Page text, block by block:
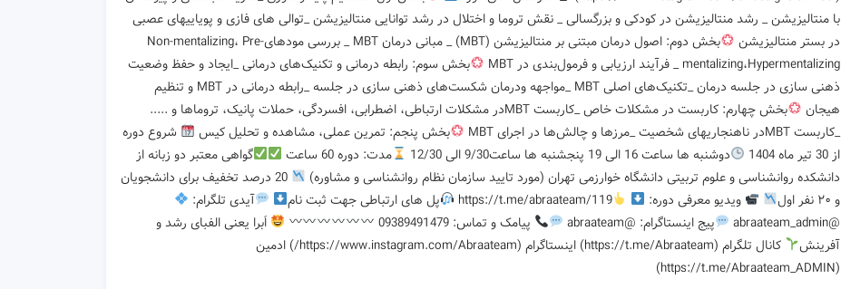
با منتالیزیشن _ رشد منتالیزیشن در کودکی و بزرگسالی _ نقش تروما و اختلال در رشد توانایی منتالیزیشن _توالی های فازی و پویاییهای عصبی
در بستر منتالیزیشن
بخش دوم: اصول درمان مبتنی بر منتالیزیشن (MBT) _ مبانی درمان MBT _ بررسی مودهایNon-mentalizing، Pre-
mentalizing،Hypermentalizing _ فرآیند ارزیابی و فرمول‌بندی در MBT
بخش سوم: رابطه درمانی و تکنیک‌های درمانی _ایجاد و حفظ وضعیت
ذهنی سازی در جلسه درمان _تکنیک‌های اصلی MBT _مواجهه ودرمان شکست‌های ذهنی سازی در جلسه _رابطه درمانی در MBT و تنظیم
هیجان
بخش چهارم: کاربست در مشکلات خاص _کاربست MBTدر مشکلات ارتباطی، اضطرابی، افسردگی، حملات پانیک، تروماها و .....
_کاربست MBTدر ناهنجاریهای شخصیت _مرزها و چالش‌ها در اجرای MBT
بخش پنجم: تمرین عملی، مشاهده و تحلیل کیس
شروع دوره
از 30 تیر ماه 1404
دوشنبه ها ساعت 16 الی 19 پنجشنبه ها ساعت9/30 الی 12/30 مدت: دوره 60 ساعت
گواهی معتبر دو زبانه از
دانشکده روانشناسی و علوم تربیتی دانشگاه خوارزمی تهران (مورد تایید سازمان نظام روانشناسی و مشاوره)
20 درصد تخفیف برای دانشجویان
و ۲۰ نفر اول
ویدیو معرفی دوره: https://t.me/abraateam/119 پل های ارتباطی جهت ثبت نام
آیدی تلگرام:
@abraateam_admin
پیج اینستاگرام: @abraateam پیامک و تماس: 09389491479
اَبرا یعنی الفبای رشد و
آفرینش
کانال تلگرام (https://t.me/Abraateam) اینستاگرام (https://www.instagram.com/Abraateam/) ادمین
(https://t.me/Abraateam_ADMIN)